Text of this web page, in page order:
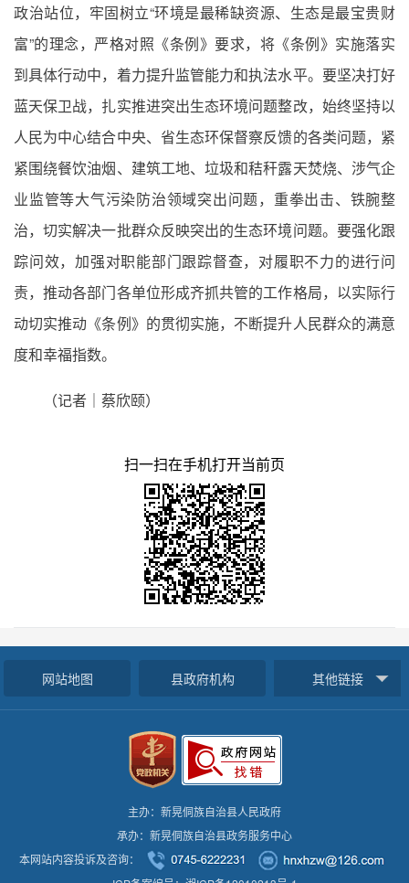
政治站位，牢固树立“环境是最稀缺资源、生态是最宝贵财
富”的理念，严格对照《条例》要求，将《条例》实施落实
到具体行动中，着力提升监管能力和执法水平。要坚决打好
蓝天保卫战，扎实推进突出生态环境问题整改，始终坚持以
人民为中心结合中央、省生态环保督察反馈的各类问题，紧
紧围绕餐饮油烟、建筑工地、垃圾和秸秆露天焚烧、涉气企
业监管等大气污染防治领域突出问题，重拳出击、铁腕整
治，切实解决一批群众反映突出的生态环境问题。要强化跟
踪问效，加强对职能部门跟踪督查，对履职不力的进行问
责，推动各部门各单位形成齐抓共管的工作格局，以实际行
动切实推动《条例》的贯彻实施，不断提升人民群众的满意
度和幸福指数。
（记者｜蔡欣颐）
扫一扫在手机打开当前页
网站地图 县政府机构 其他链接
主办：新晃侗族自治县人民政府
承办：新晃侗族自治县政务服务中心
本网站内容投诉及咨询：